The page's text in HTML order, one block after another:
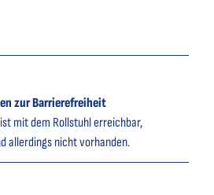
zur Barrierefreiheit
mit dem Rollstuhl erreichbar,
allerdings nicht vorhanden.